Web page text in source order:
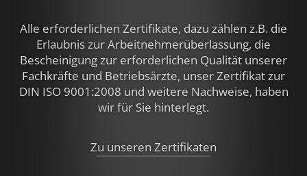
Alle erforderlichen Zertifikate, dazu zählen z.B. die
Erlaubnis zur Arbeitnehmerüberlassung, die
Bescheinigung zur erforderlichen Qualität unserer
Fachkräfte und Betriebsärzte, unser Zertifikat zur
DIN ISO 9001:2008 und weitere Nachweise, haben
wir für Sie hinterlegt.
Zu unseren Zertifikaten